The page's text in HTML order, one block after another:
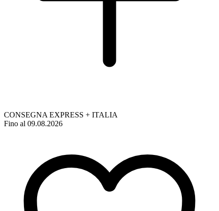
CONSEGNA EXPRESS + ITALIA
Fino al 09.08.2026